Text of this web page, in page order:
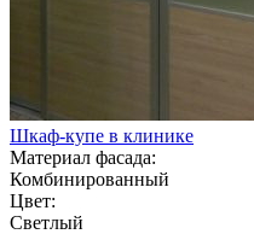
Шкаф-купе в клинике
Материал фасада:
Комбинированный
Цвет:
Светлый